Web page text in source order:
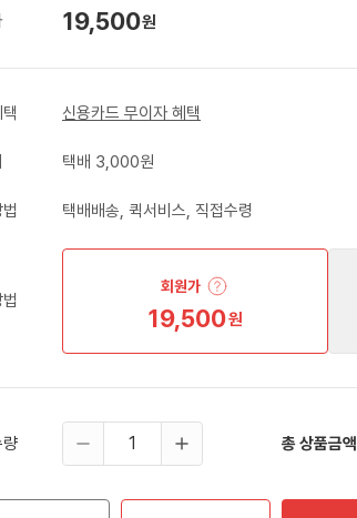
19,500원
신용카드 무이자 혜택
택배 3,000원
택배배송, 퀵서비스, 직접수령
회원가
19,500원
량 총 상품금액